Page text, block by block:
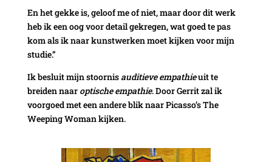
En het gekke is, geloof me of niet, maar door dit werk
heb ik een oog voor detail gekregen, wat goed te pas
kom als ik naar kunstwerken moet kijken voor mijn
studie.”
Ik besluit mijn stoornis auditieve empathieuit te
breiden naar optische empathie. Door Gerrit zal ik
voorgoed met een andere blik naar Picasso’s The
Weeping Woman kijken.